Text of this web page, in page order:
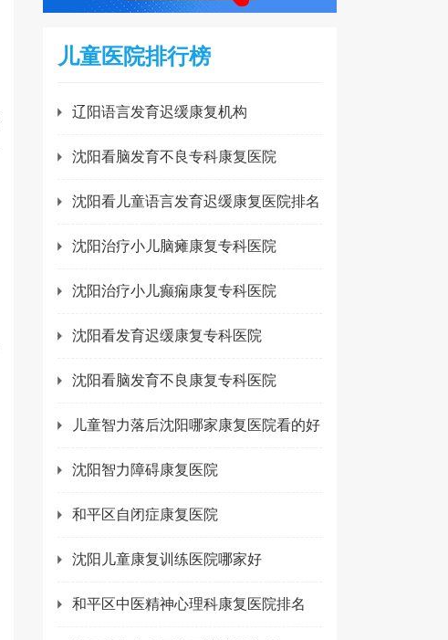
儿童医院排行榜
辽阳语言发育迟缓康复机构
沈阳看脑发育不良专科康复医院
沈阳看儿童语言发育迟缓康复医院排名
沈阳治疗小儿脑瘫康复专科医院
沈阳治疗小儿癫痫康复专科医院
沈阳看发育迟缓康复专科医院
沈阳看脑发育不良康复专科医院
儿童智力落后沈阳哪家康复医院看的好
沈阳智力障碍康复医院
和平区自闭症康复医院
沈阳儿童康复训练医院哪家好
和平区中医精神心理科康复医院排名